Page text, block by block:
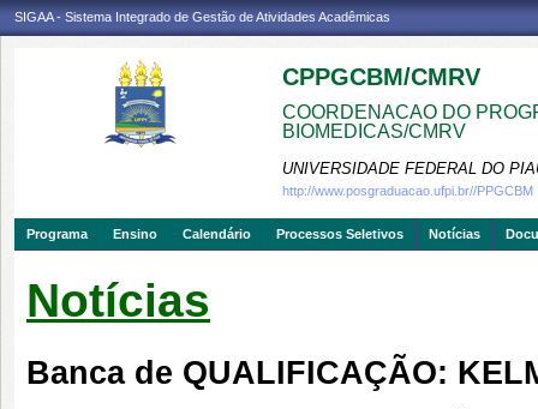
SIGAA - Sistema Integrado de Gestão de Atividades Acadêmicas
CPPGCBM/CMRV
COORDENACAO DO
BIOMEDICAS/CMRV
UNIVERSIDADE FEDERAL DO
http://www.posgraduacao.ufpi.br//PPGCBM
Programa Ensino Calendário Processos Seletivos Notícias
Notícias
Banca de QUALIFICAÇÃO: